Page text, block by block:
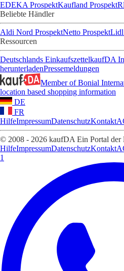
EDEKA ProspektKaufland Prospekt
Beliebte Händler
Aldi Nord ProspektNetto ProspektLidl
Ressourcen
Deutschlands EinkaufszettelkaufDA
herunterladenPressemeldungen
Member of Bonial
location based shopping information
DE
FR
HilfeImpressumDatenschutzKontakt
© 2008 - 2026 kaufDA Ein Portal der
HilfeImpressumDatenschutzKontakt
1